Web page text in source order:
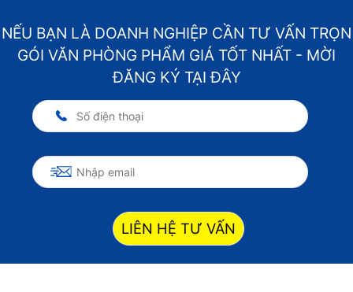
NẾU BẠN LÀ DOANH NGHIỆP CẦN TƯ VẤN TRỌN
GÓI VĂN PHÒNG PHẨM GIÁ TỐT NHẤT - MỜI
ĐĂNG KÝ TẠI ĐÂY
LIÊN HỆ TƯ VẤN